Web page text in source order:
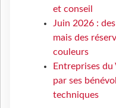
et conseil
Juin 2026 :
mais des
couleurs
Entreprises
par ses
techniques